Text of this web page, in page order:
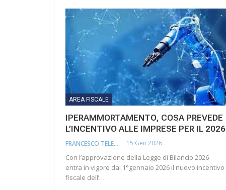
AREA FISCALE
IPERAMMORTAMENTO, COSA PREVEDE
L’INCENTIVO ALLE IMPRESE PER IL 2026
FRANCESCO TELESCA 15 Gen 2026
Con l’approvazione della Legge di Bilancio 2026
entra in vigore dal 1°gennaio 2026 il nuovo incentivo
fiscale dell’…